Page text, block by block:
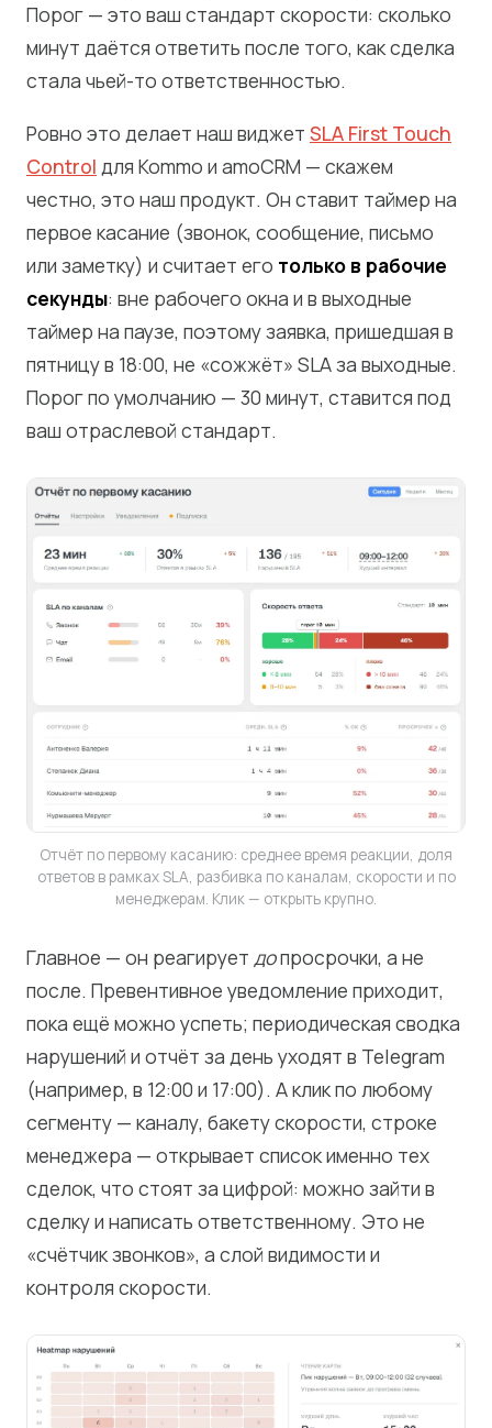
Порог — это ваш стандарт скорости: сколько
минут даётся ответить после того, как сделка
стала чьей-то ответственностью.
Ровно это делает наш виджет SLA First Touch
Control для Kommo и amoCRM — скажем
честно, это наш продукт. Он ставит таймер на
первое касание (звонок, сообщение, письмо
или заметку) и считает его только в рабочие
секунды: вне рабочего окна и в выходные
таймер на паузе, поэтому заявка, пришедшая в
пятницу в 18:00, не «сожжёт» SLA за выходные.
Порог по умолчанию — 30 минут, ставится под
ваш отраслевой стандарт.
Отчёт по первому касанию: среднее время реакции, доля
ответов в рамках SLA, разбивка по каналам, скорости и по
менеджерам. Клик — открыть крупно.
Главное — он реагирует допросрочки, а не
после. Превентивное уведомление приходит,
пока ещё можно успеть; периодическая сводка
нарушений и отчёт за день уходят в Telegram
(например, в 12:00 и 17:00). А клик по любому
сегменту — каналу, бакету скорости, строке
менеджера — открывает список именно тех
сделок, что стоят за цифрой: можно зайти в
сделку и написать ответственному. Это не
«счётчик звонков», а слой видимости и
контроля скорости.